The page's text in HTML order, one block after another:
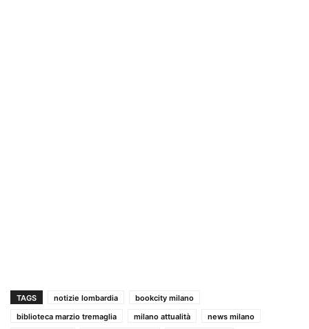
TAGS notizie lombardia
bookcity milano
biblioteca marzio tremaglia
milano attualità
news milano